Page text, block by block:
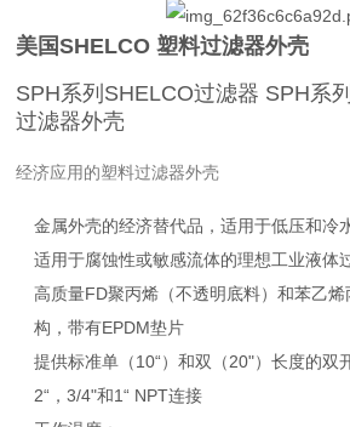
美国SHELCO 塑料过滤器外壳
SPH系列SHELCO过滤器 SPH系
过滤器外壳
经济应用的塑料过滤器外壳
金属外壳的经济替代品，适用于低压和冷
适用于腐蚀性或敏感流体的理想工业液体
高质量FD聚丙烯（不透明底料）和苯乙
构，带有EPDM垫片
提供标准单（10“）和双（20"）长度的双
2“，3/4"和1“ NPT连接